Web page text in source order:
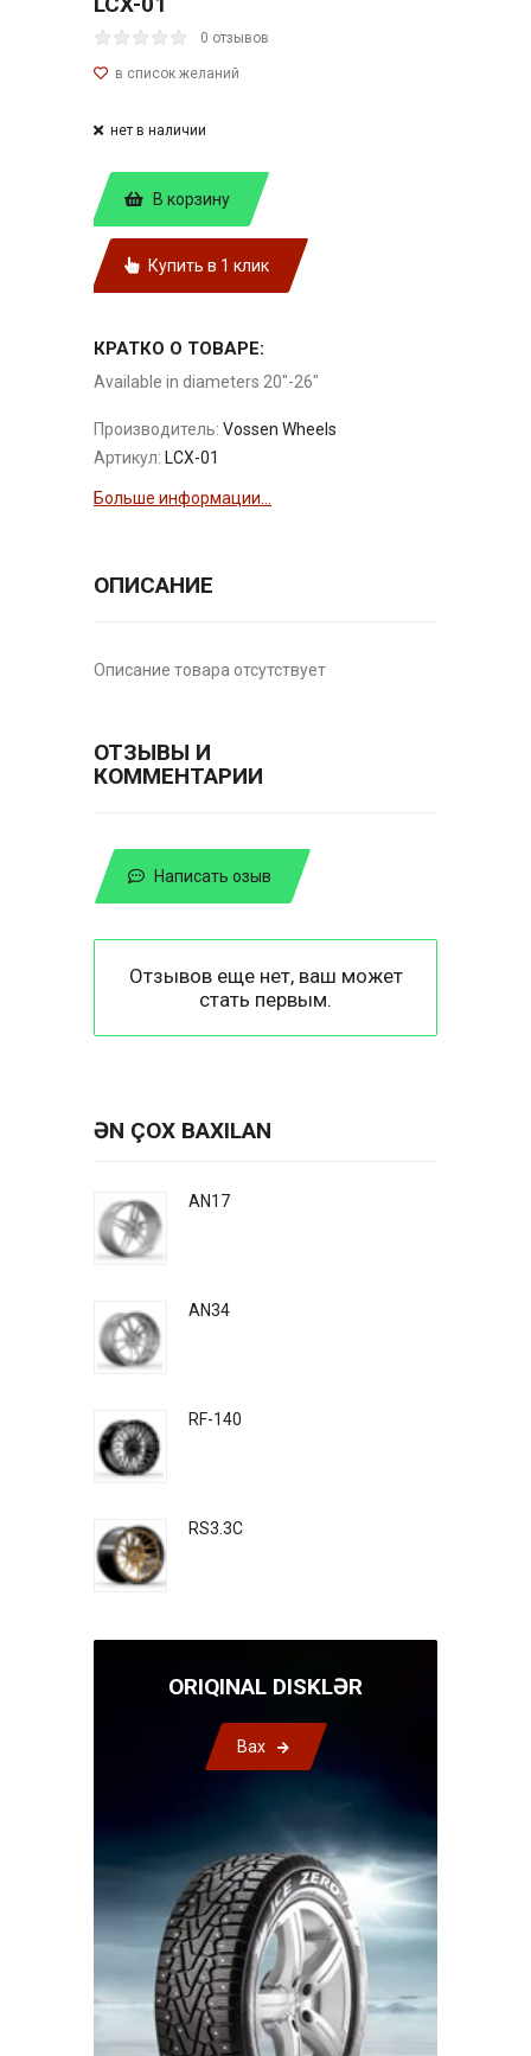
0 отзывов
нет в наличии
В корзину
Купить в 1 клик
КРАТКО О ТОВАРЕ:
Available in diameters 20"-26"
Производитель: Vossen Wheels
Артикул: LCX-01
Больше информации...
ОПИСАНИЕ
Описание товара отсутствует
ОТЗЫВЫ И
КОММЕНТАРИИ
Написать озыв
Отзывов еще нет, ваш может
стать первым.
ƏN ÇOX BAXILAN
AN17
AN34
RF-140
RS3.3C
ORIQINAL DISKLƏR
Bax